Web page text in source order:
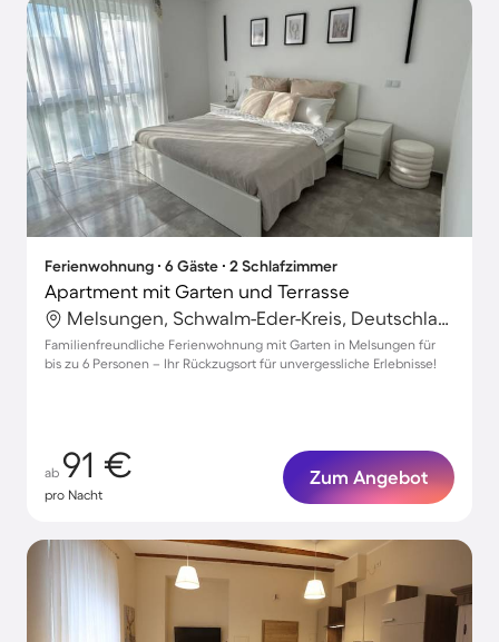
Ferienwohnung ∙ 6 Gäste ∙ 2 Schlafzimmer
Apartment mit Garten und Terrasse
Melsungen, Schwalm-Eder-Kreis, Deutschland
Familienfreundliche Ferienwohnung mit Garten in Melsungen für
bis zu 6 Personen – Ihr Rückzugsort für unvergessliche Erlebnisse!
ab 91 €
pro Nacht
Zum Angebot